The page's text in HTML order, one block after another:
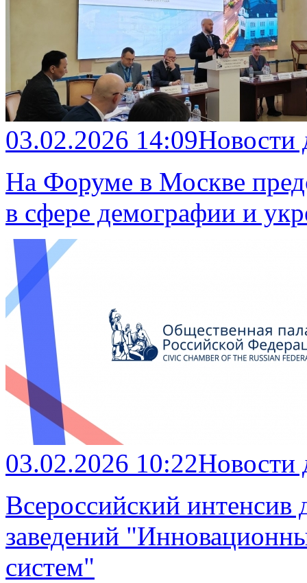
03.02.2026 14:09
На Форуме в Москве
в сфере демографии и
03.02.2026 10:22
Всероссийский
заведений
систем"